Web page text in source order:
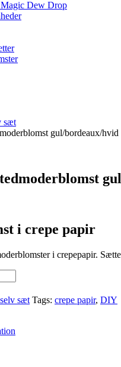
Magic Dew Drop
sæt
gul/bordeaux/hvid
i crepe papir
i crepepapir.
sæt Tags: crepe papir, DIY